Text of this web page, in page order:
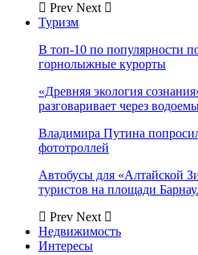
Prev Next
Туризм
В топ-10 по популярности
горнолыжные курорты
«Древняя экология
разговаривает через
Владимира Путина
фототроллей
Автобусы для «Алтайской
туристов на площади
Prev Next
Недвижимость
Интересы